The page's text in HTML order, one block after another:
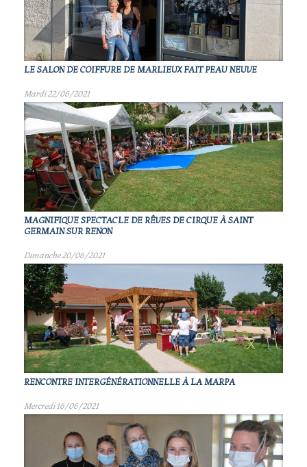
LE SALON DE COIFFURE DE MARLIEUX FAIT PEAU NEUVE
Mardi 22/06/2021
MAGNIFIQUE SPECTACLE DE RÊVES DE CIRQUE À SAINT
GERMAIN SUR RENON
Dimanche 20/06/2021
RENCONTRE INTERGÉNÉRATIONNELLE À LA MARPA
Mercredi 16/06/2021